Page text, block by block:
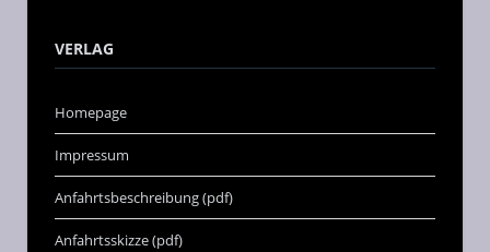
VERLAG
Homepage
Impressum
Anfahrtsbeschreibung (pdf)
Anfahrtsskizze (pdf)